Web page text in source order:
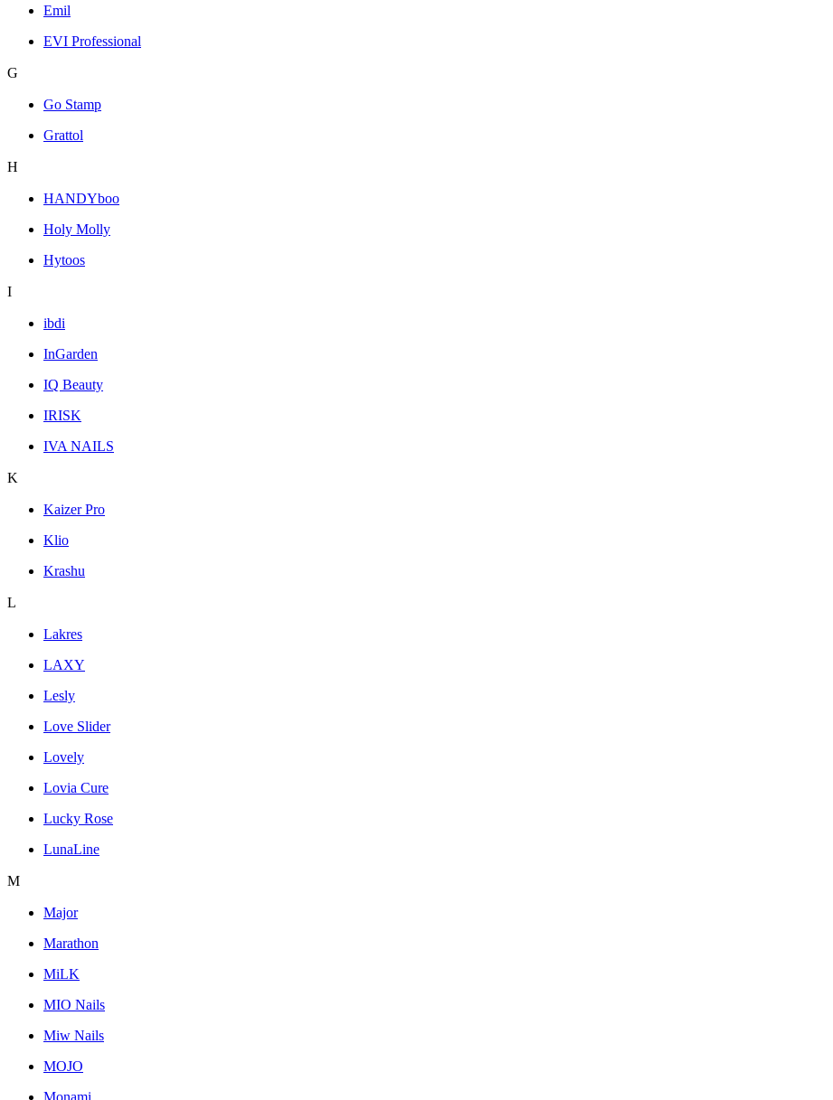
Emil
EVI Professional
G
Go Stamp
Grattol
H
HANDYboo
Holy Molly
Hytoos
I
ibdi
InGarden
IQ Beauty
IRISK
IVA NAILS
K
Kaizer Pro
Klio
Krashu
L
Lakres
LAXY
Lesly
Love Slider
Lovely
Lovia Cure
Lucky Rose
LunaLine
M
Major
Marathon
MiLK
MIO Nails
Miw Nails
MOJO
Monami